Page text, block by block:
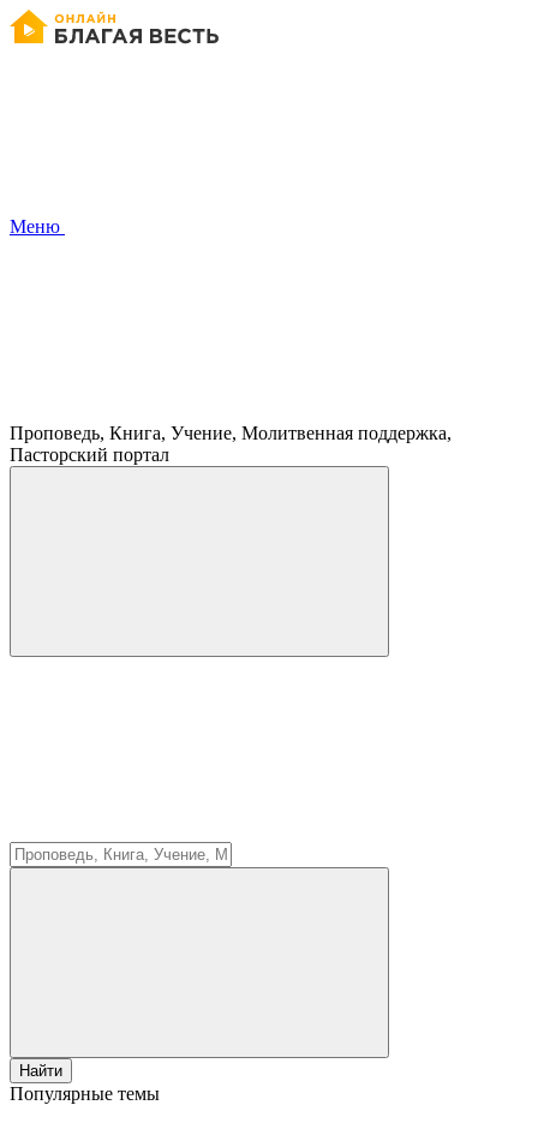
Меню
Проповедь, Книга, Учение, Молитвенная поддержка,
Пасторский портал
Найти
Популярные темы